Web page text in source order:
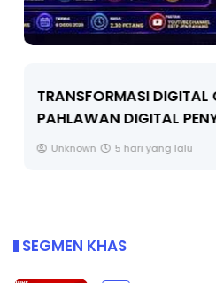
TRANSFORMASI DIGITAL
PAHLAWAN DIGITAL
Unknown 5 hari yang lalu
SEGMEN KHAS